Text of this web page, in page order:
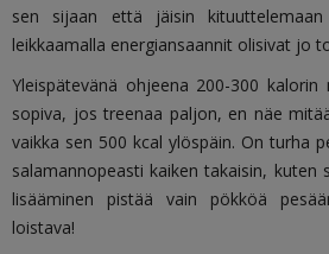
sen sijaan että jäisin
leikkaamalla energiansaannit olisivat jo
Yleispätevänä ohjeena 200-300
sopiva, jos treenaa paljon, en näe
vaikka sen 500 kcal ylöspäin. On turha
salamannopeasti kaiken takaisin, kuten
lisääminen pistää vain pökköä
loistava!